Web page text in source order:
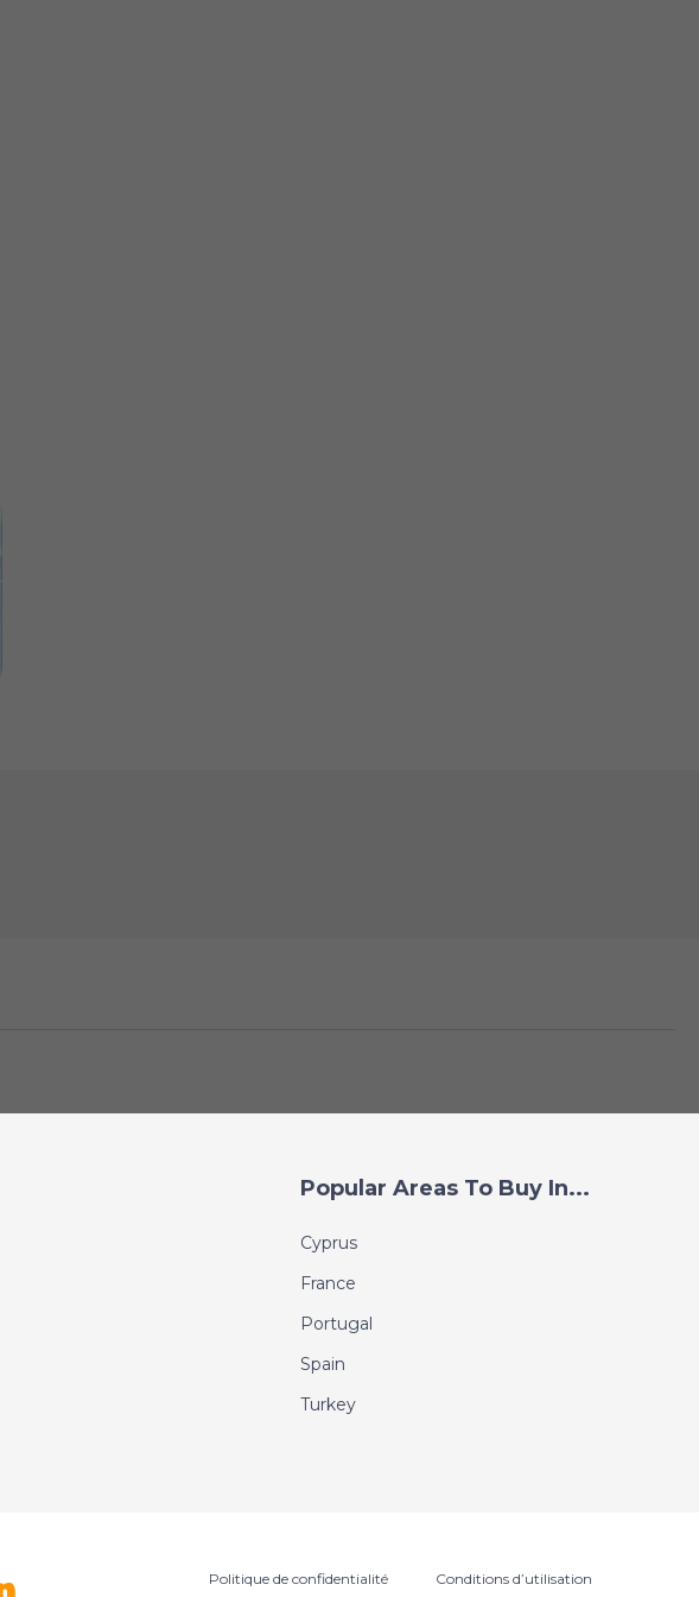
Popular Areas To Buy In...
Cyprus
France
Portugal
Spain
Turkey
Politique de confidentialité Conditions d’utilisation